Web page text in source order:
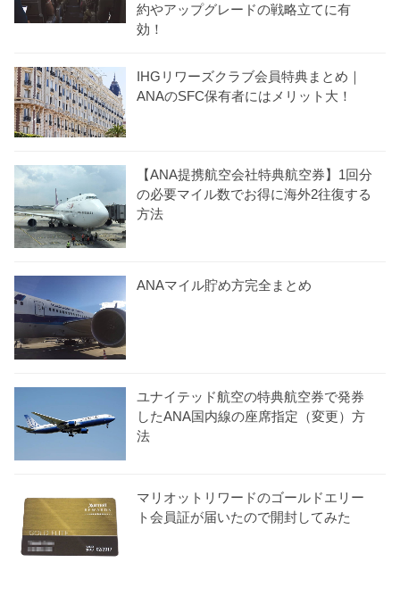
約やアップグレードの戦略立てに有
効！
IHGリワーズクラブ会員特典まとめ｜
ANAのSFC保有者にはメリット大！
【ANA提携航空会社特典航空券】1回分
の必要マイル数でお得に海外2往復する
方法
ANAマイル貯め方完全まとめ
ユナイテッド航空の特典航空券で発券
したANA国内線の座席指定（変更）方
法
マリオットリワードのゴールドエリー
ト会員証が届いたので開封してみた